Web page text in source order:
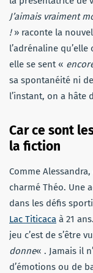
J’aimais vraiment
!» raconte la
l’adrénaline
elle se sent «
sa spontanéité ni
l’instant, on a hâte
Car ce sont
la fiction
Comme
charmé Théo. Une
dans les défis
Lac Titicaca à 21
jeu c’est de s’être
donne« . Jamais il
d’émotions ou de